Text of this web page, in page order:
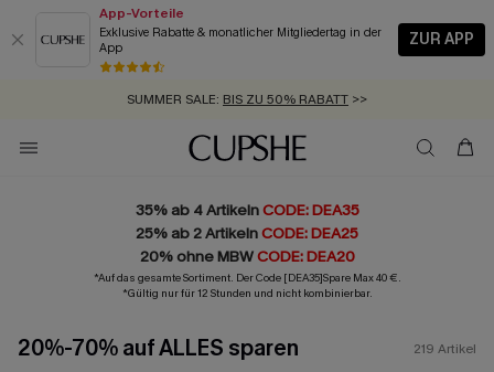
App-Vorteile
Exklusive Rabatte & monatlicher Mitgliedertag in der
App
ZUR APP
GRATIS MASSBAND MIT JEDEM SCHNELLVERSAND-ARTIKEL >>
SUMMER SALE:
ZUM NEWSLETTER:BIS ZU -20% EXTRA ERHALTEN
KOSTENLOSER VERSAND AB 89 €
35% ab 4 ArtikelnCODE: DEA35
25% ab 2 ArtikelnCODE: DEA25
20% ohne MBWCODE: DEA20
*Auf das gesamte Sortiment. Der Code [DEA35]Spare Max 40 €.
*Gültig nur für 12 Stunden und nicht kombinierbar.
20%-70% auf ALLES sparen 219 Artikel